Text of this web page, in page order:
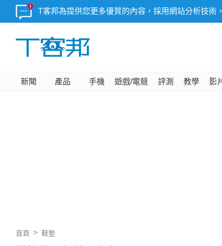
T客邦為提供您更多優質的內容，採用網站分析技術
新聞 產品 手機 遊戲/電競 評測 教學 影
首頁 鞋墊